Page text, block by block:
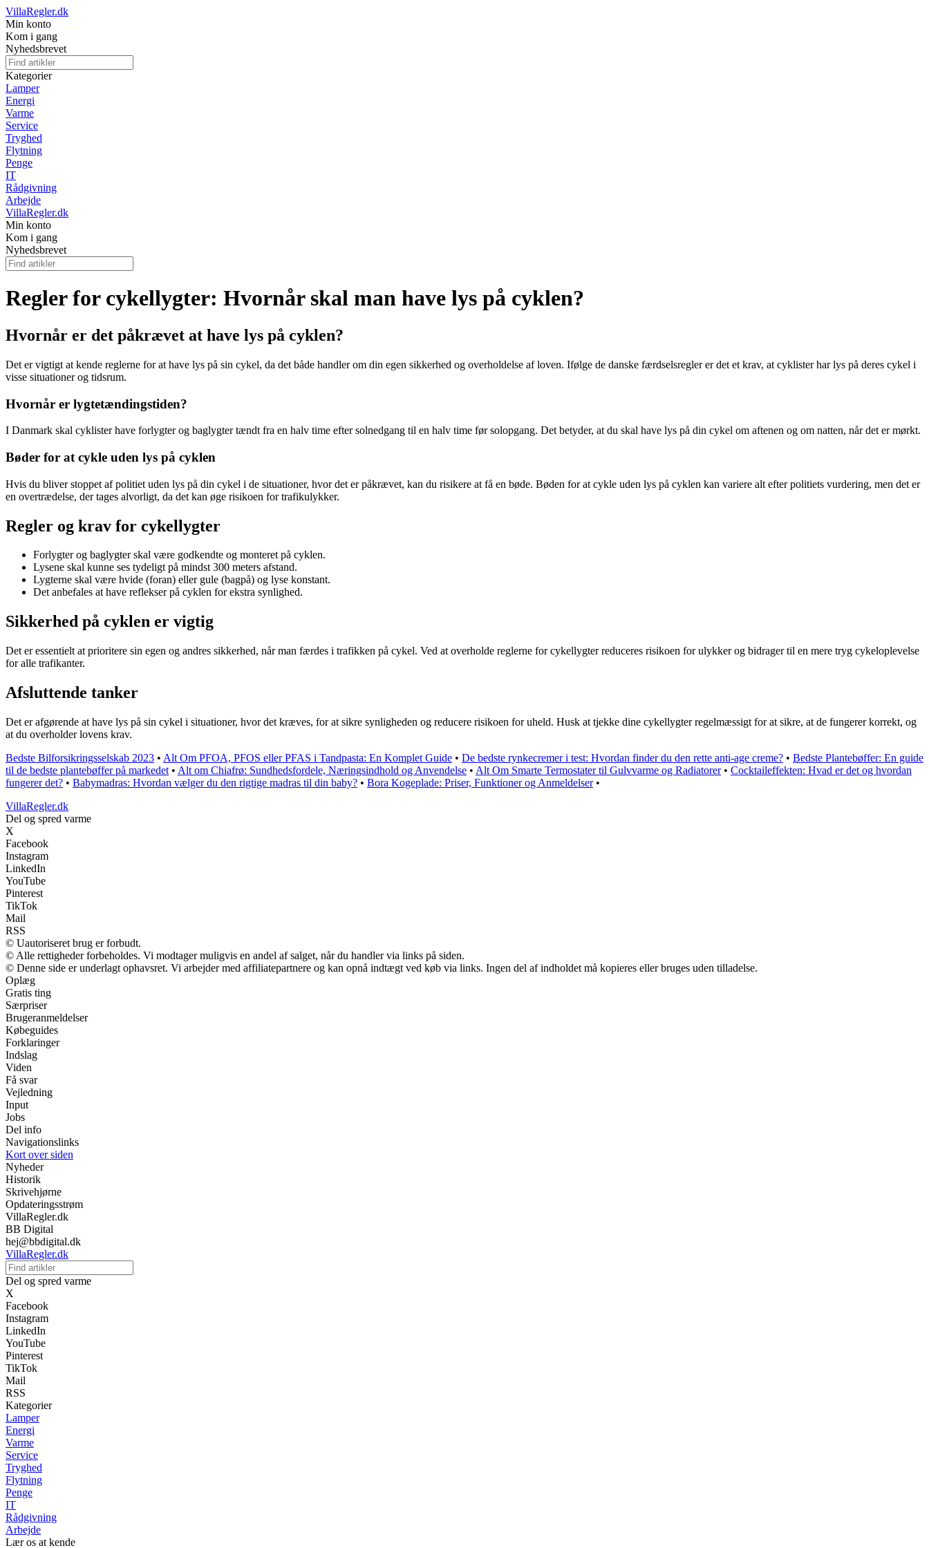
VillaRegler.dk
Min konto
Kom i gang
Nyhedsbrevet
Kategorier
Lamper
Energi
Varme
Service
Tryghed
Flytning
Penge
IT
Rådgivning
Arbejde
VillaRegler.dk
Min konto
Kom i gang
Nyhedsbrevet
Regler for cykellygter: Hvornår skal man have lys på cyklen?
Hvornår er det påkrævet at have lys på cyklen?
Det er vigtigt at kende reglerne for at have lys på sin cykel, da det både handler om din egen sikkerhed og overholdelse af loven. Ifølge de danske færdselsregler er det et krav, at cyklister har lys på deres cykel i
visse situationer og tidsrum.
Hvornår er lygtetændingstiden?
I Danmark skal cyklister have forlygter og baglygter tændt fra en halv time efter solnedgang til en halv time før solopgang. Det betyder, at du skal have lys på din cykel om aftenen og om natten, når det er mørkt.
Bøder for at cykle uden lys på cyklen
Hvis du bliver stoppet af politiet uden lys på din cykel i de situationer, hvor det er påkrævet, kan du risikere at få en bøde. Bøden for at cykle uden lys på cyklen kan variere alt efter politiets vurdering, men det er
en overtrædelse, der tages alvorligt, da det kan øge risikoen for trafikulykker.
Regler og krav for cykellygter
Forlygter og baglygter skal være godkendte og monteret på cyklen.
Lysene skal kunne ses tydeligt på mindst 300 meters afstand.
Lygterne skal være hvide (foran) eller gule (bagpå) og lyse konstant.
Det anbefales at have reflekser på cyklen for ekstra synlighed.
Sikkerhed på cyklen er vigtig
Det er essentielt at prioritere sin egen og andres sikkerhed, når man færdes i trafikken på cykel. Ved at overholde reglerne for cykellygter reduceres risikoen for ulykker og bidrager til en mere tryg cykeloplevelse
for alle trafikanter.
Afsluttende tanker
Det er afgørende at have lys på sin cykel i situationer, hvor det kræves, for at sikre synligheden og reducere risikoen for uheld. Husk at tjekke dine cykellygter regelmæssigt for at sikre, at de fungerer korrekt, og
at du overholder lovens krav.
Bedste Bilforsikringsselskab 2023 • Alt Om PFOA, PFOS eller PFAS i Tandpasta: En Komplet Guide • De bedste rynkecremer i test: Hvordan finder du den rette anti-age creme? • Bedste Plantebøffer: En guide
til de bedste plantebøffer på markedet • Alt om Chiafrø: Sundhedsfordele, Næringsindhold og Anvendelse • Alt Om Smarte Termostater til Gulvvarme og Radiatorer• Cocktaileffekten: Hvad er det og hvordan
fungerer det? • Babymadras: Hvordan vælger du den rigtige madras til din baby? • Bora Kogeplade: Priser, Funktioner og Anmeldelser•
VillaRegler.dk
Del og spred varme
X
Facebook
Instagram
LinkedIn
YouTube
Pinterest
TikTok
Mail
RSS
© Uautoriseret brug er forbudt.
© Alle rettigheder forbeholdes. Vi modtager muligvis en andel af salget, når du handler via links på siden.
© Denne side er underlagt ophavsret. Vi arbejder med affiliatepartnere og kan opnå indtægt ved køb via links. Ingen del af indholdet må kopieres eller bruges uden tilladelse.
Oplæg
Gratis ting
Særpriser
Brugeranmeldelser
Købeguides
Forklaringer
Indslag
Viden
Få svar
Vejledning
Input
Jobs
Del info
Navigationslinks
Kort over siden
Nyheder
Historik
Skrivehjørne
Opdateringsstrøm
VillaRegler.dk
BB Digital
hej@bbdigital.dk
VillaRegler.dk
Del og spred varme
X
Facebook
Instagram
LinkedIn
YouTube
Pinterest
TikTok
Mail
RSS
Kategorier
Lamper
Energi
Varme
Service
Tryghed
Flytning
Penge
IT
Rådgivning
Arbejde
Lær os at kende